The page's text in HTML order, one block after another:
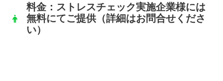
料金：ストレスチェック実施企業様には
無料にてご提供（詳細はお問合せくださ
い）